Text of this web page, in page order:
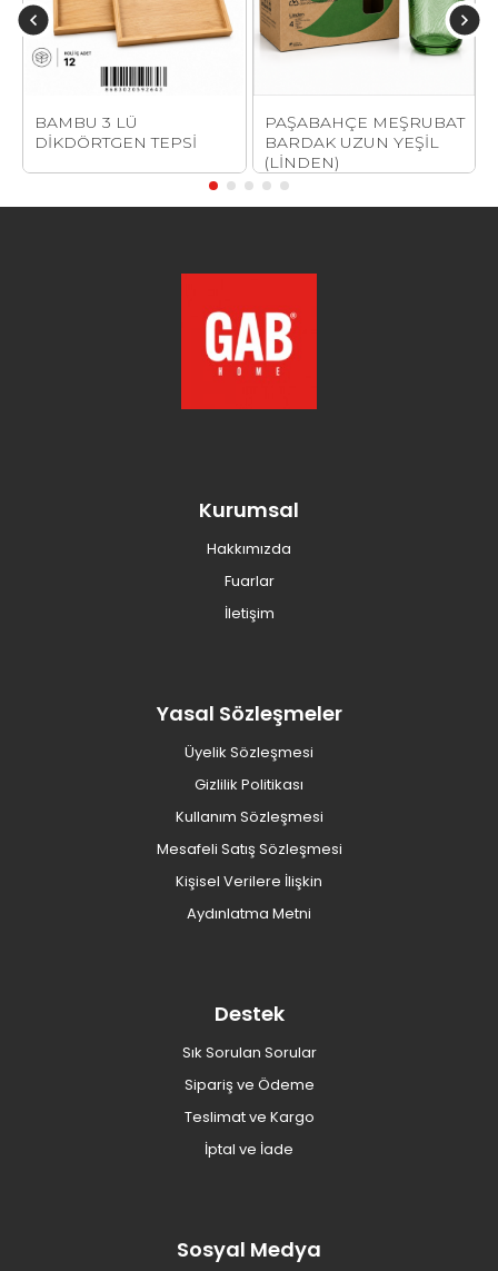
BAMBU 3 LÜ
DİKDÖRTGEN TEPSİ
PAŞABAHÇE MEŞRUBAT
BARDAK UZUN YEŞİL
(LİNDEN)
Kurumsal
Hakkımızda
Fuarlar
İletişim
Yasal Sözleşmeler
Üyelik Sözleşmesi
Gizlilik Politikası
Kullanım Sözleşmesi
Mesafeli Satış Sözleşmesi
Kişisel Verilere İlişkin
Aydınlatma Metni
Destek
Sık Sorulan Sorular
Sipariş ve Ödeme
Teslimat ve Kargo
İptal ve İade
Sosyal Medya